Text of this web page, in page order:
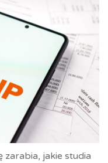
zarabia, jakie studia